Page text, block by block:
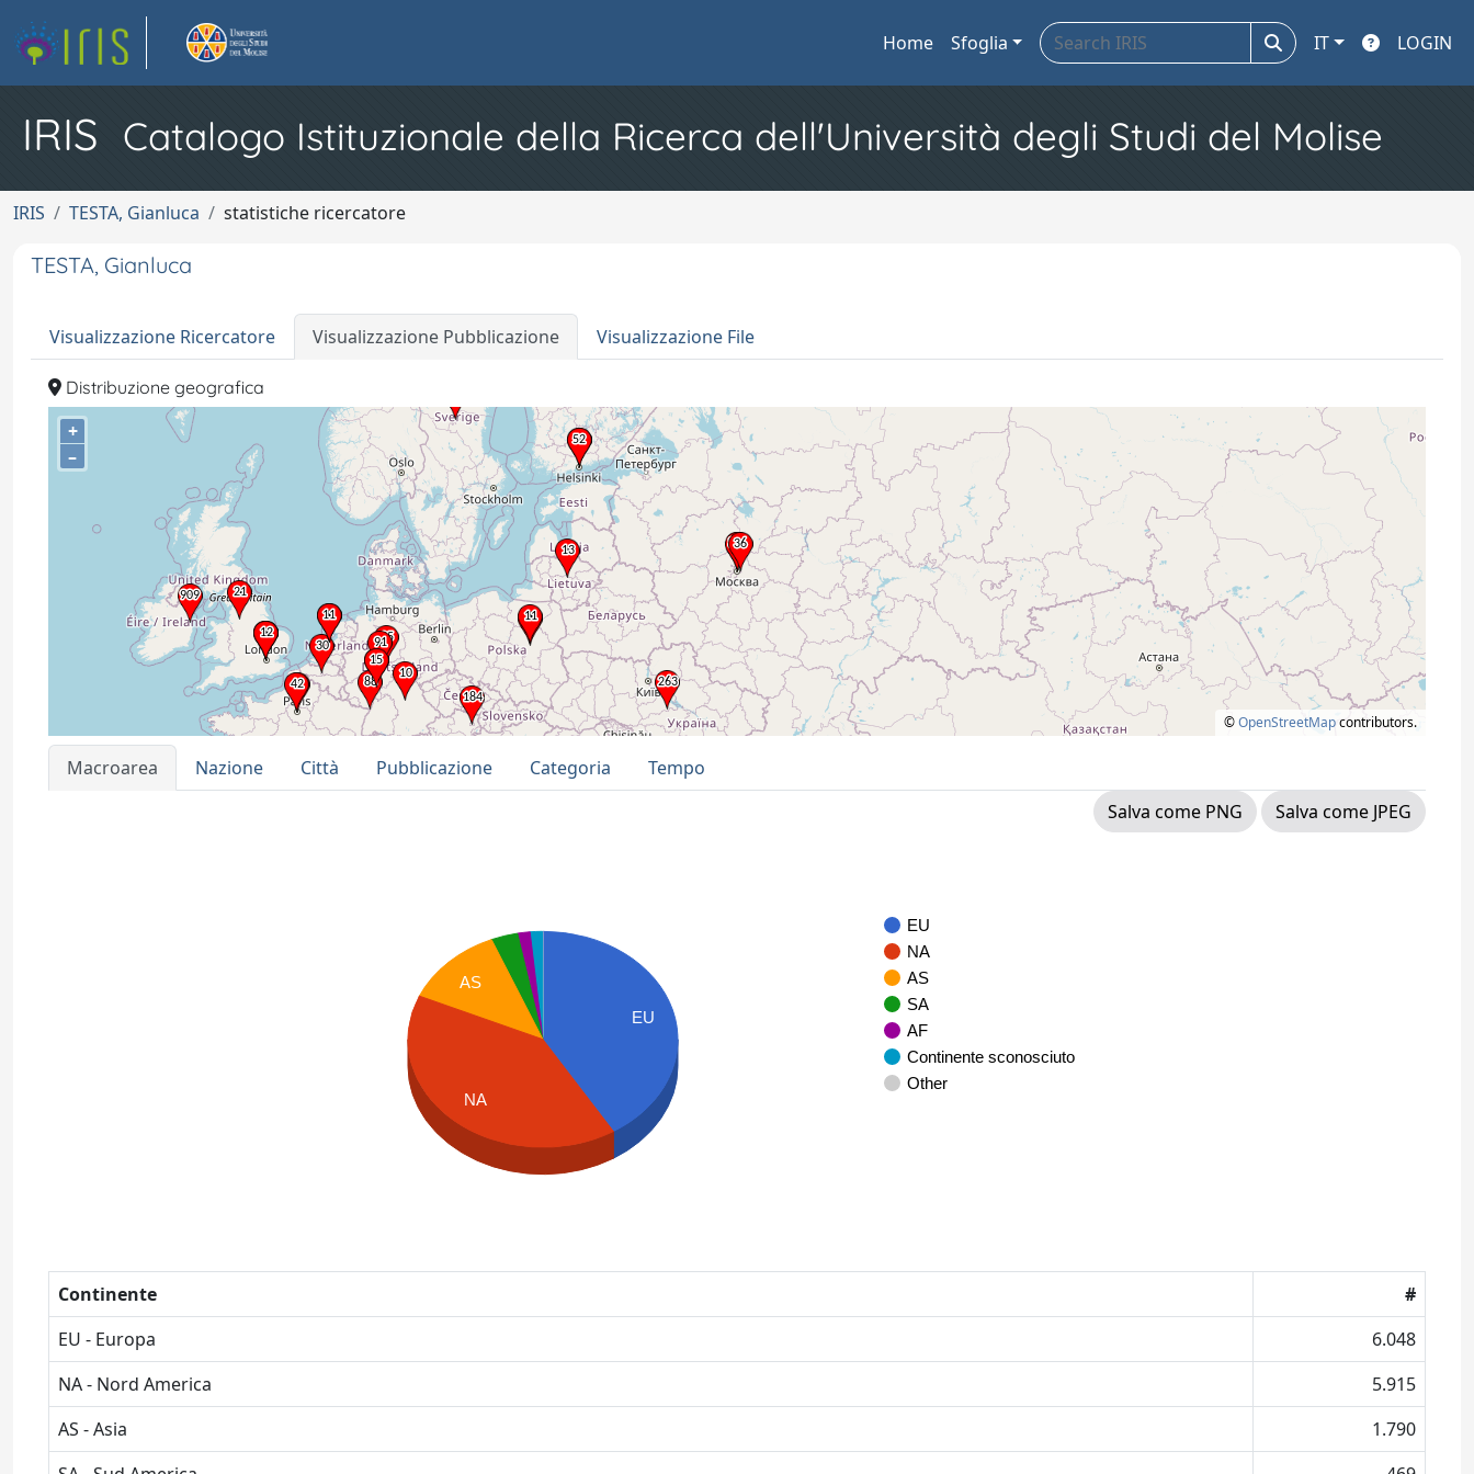
Home Sfoglia IT LOGIN
IRIS Catalogo Istituzionale della Ricerca dell'Università degli Studi del Molise
IRIS TESTA, Gianluca statistiche ricercatore
TESTA, Gianluca
Visualizzazione Ricercatore Visualizzazione Pubblicazione Visualizzazione File
Distribuzione geografica
+
–
©OpenStreetMapcontributors.
Macroarea Nazione Città Pubblicazione Categoria
Tempo
Salva come PNG
Salva come JPEG
EU
NA
AS
SA
AF
Continente sconosciuto
Other
EU
AS
NA
Continente
#
EU - Europa
6.048
NA - Nord America
5.915
AS - Asia
1.790